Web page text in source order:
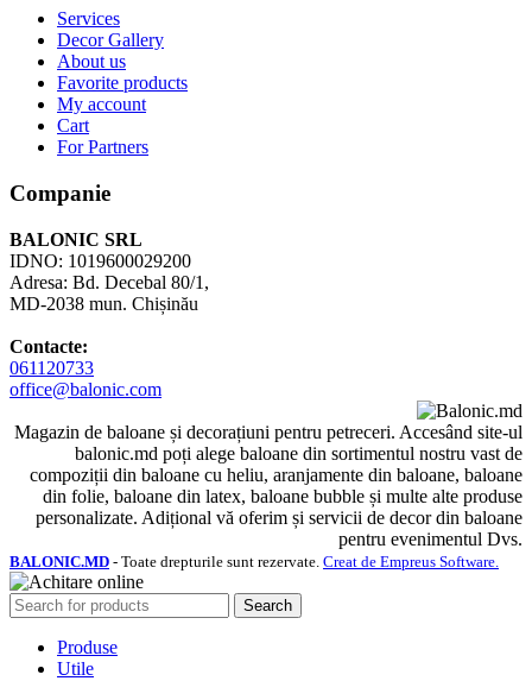
Services
Decor Gallery
About us
Favorite products
My account
Cart
For Partners
Companie
BALONIC SRL
IDNO: 1019600029200
Adresa: Bd. Decebal 80/1,
MD-2038 mun. Chișinău
Contacte:
061120733
office@balonic.com
Magazin de baloane și decorațiuni pentru petreceri. Accesând site-ul
balonic.md poți alege baloane din sortimentul nostru vast de
compoziții din baloane cu heliu, aranjamente din baloane, baloane
din folie, baloane din latex, baloane bubble și multe alte produse
personalizate. Adițional vă oferim și servicii de decor din baloane
pentru evenimentul Dvs.
BALONIC.MD - Toate drepturile sunt rezervate. Creat de Empreus Software.
Search
Produse
Utile